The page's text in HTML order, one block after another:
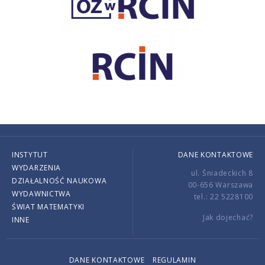
INSTYTUT
WYDARZENIA
DZIAŁALNOŚĆ NAUKOWA
WYDAWNICTWA
ŚWIAT MATEMATYKI
INNE
DANE KONTAKTOWE
ul. Śniadeckich 8
00-656 Warszawa
tel.: 22 5228100
Jak dojechać?
DANE KONTAKTOWE REGULAMIN